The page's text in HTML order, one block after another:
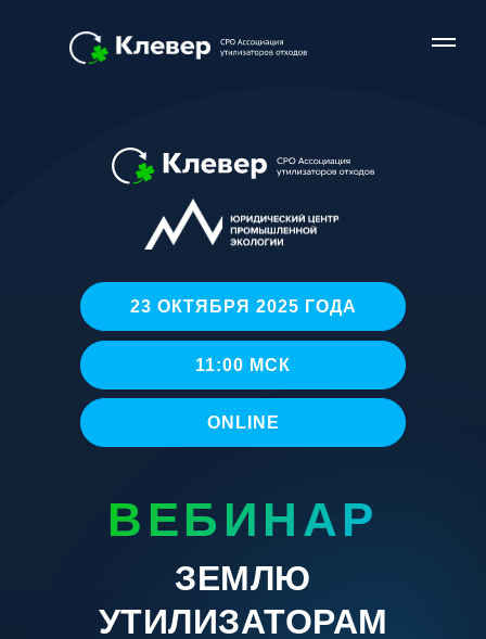
23 ОКТЯБРЯ 2025 ГОДА
11:00 МСК
ONLINE
ВЕБИНАР
ЗЕМЛЮ
УТИЛИЗАТОРАМ